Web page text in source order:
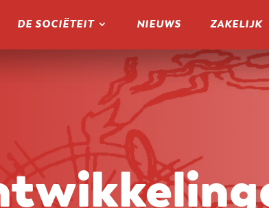
DE SOCIËTEIT NIEUWS ZAKELIJK